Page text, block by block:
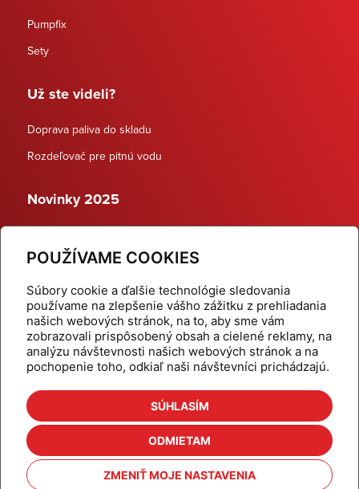
POUŽÍVAME COOKIES
Súbory cookie a ďalšie technológie sledovania
používame na zlepšenie vášho zážitku z prehliadania
našich webových stránok, na to, aby sme vám
zobrazovali prispôsobený obsah a cielené reklamy, na
analýzu návštevnosti našich webových stránok a na
pochopenie toho, odkiaľ naši návštevníci prichádzajú.
SÚHLASÍM
ODMIETAM
ZMENIŤ MOJE NASTAVENIA
Pumpfix
Sety
Už ste videli?
Doprava paliva do skladu
Rozdeľovač pre pitnú vodu
Novinky 2025
Dynamické termostatické ventily
Domov
Produkty
Aktuality
Odber šikovné tipy
Kalkulačky
Cenníky
Na stiahnutie
Referencie
Kontakt